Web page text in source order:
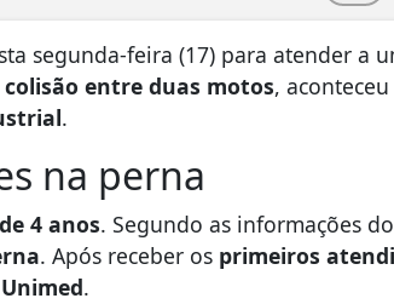
segunda-feira (17) para atender a
colisão entre duas motos,
.
na perna
4 anos. Segundo as informações
. Após receber os primeiros
.